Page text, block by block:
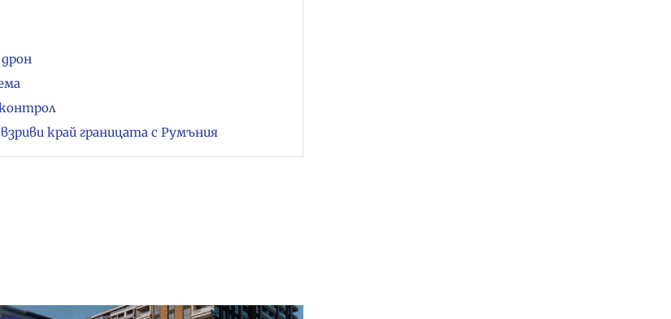
край границата с Румъния